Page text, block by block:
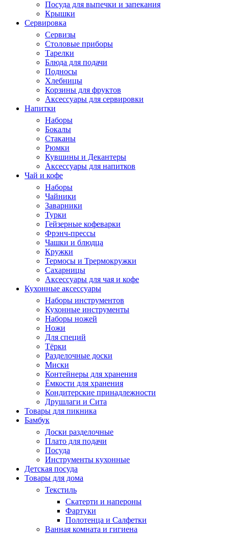
Посуда для выпечки и запекания
Крышки
Сервировка
Сервизы
Столовые приборы
Тарелки
Блюда для подачи
Подносы
Хлебницы
Корзины для фруктов
Аксессуары для сервировки
Напитки
Наборы
Бокалы
Стаканы
Рюмки
Кувшины и Декантеры
Аксессуары для напитков
Чай и кофе
Наборы
Чайники
Заварники
Турки
Гейзерные кофеварки
Фрэнч-прессы
Чашки и блюдца
Кружки
Термосы и Трермокружки
Сахарницы
Аксессуары для чая и кофе
Кухонные аксессуары
Наборы инструментов
Кухонные инструменты
Наборы ножей
Ножи
Для специй
Тёрки
Разделочные доски
Миски
Контейнеры для хранения
Ёмкости для хранения
Кондитерские принадлежности
Друшлаги и Сита
Товары для пикника
Бамбук
Доски разделочные
Плато для подачи
Посуда
Инструменты кухонные
Детская посуда
Товары для дома
Текстиль
Скатерти и напероны
Фартуки
Полотенца и Салфетки
Ванная комната и гигиена